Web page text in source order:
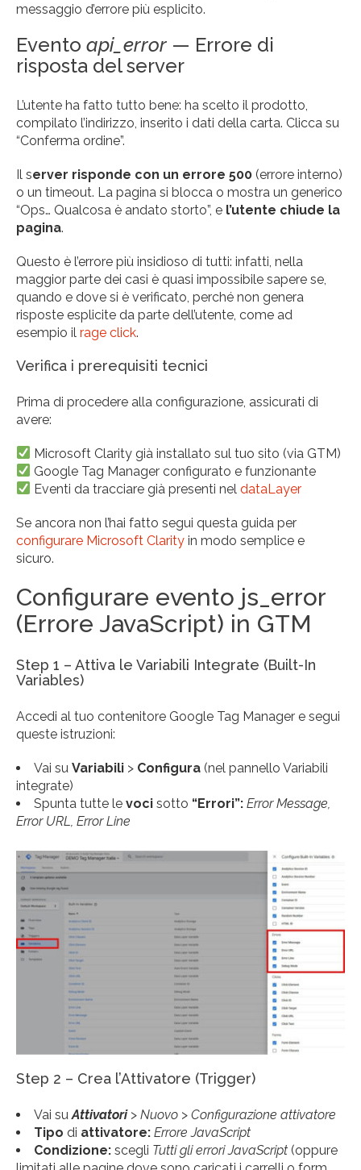
messaggio d’errore più esplicito.
Evento api_error — Errore di
risposta del server
L’utente ha fatto tutto bene: ha scelto il prodotto,
compilato l’indirizzo, inserito i dati della carta. Clicca su
“Conferma ordine”.
Il server risponde con un errore 500 (errore interno)
o un timeout. La pagina si blocca o mostra un generico
“Ops… Qualcosa è andato storto”, e l’utente chiude la
pagina.
Questo è l’errore più insidioso di tutti: infatti, nella
maggior parte dei casi è quasi impossibile sapere se,
quando e dove si è verificato, perché non genera
risposte esplicite da parte dell’utente, come ad
esempio il rage click.
Verifica i prerequisiti tecnici
Prima di procedere alla configurazione, assicurati di
avere:
Microsoft Clarity già installato sul tuo sito (via GTM)
Google Tag Manager configurato e funzionante
Eventi da tracciare già presenti neldataLayer
Se ancora non l’hai fatto segui questa guida per
configurare Microsoft Clarity in modo semplice e
sicuro.
Configurare evento js_error
(Errore JavaScript) in GTM
Step 1 – Attiva le Variabili Integrate (Built-In
Variables)
Accedi al tuo contenitore Google Tag Manager e segui
queste istruzioni:
Vai su Variabili > Configura (nel pannello Variabili
integrate)
Spunta tutte le voci sotto “Errori”: Error Message,
Error URL, Error Line
Step 2 – Crea l’Attivatore (Trigger)
Vai suAttivatori> Nuovo > Configurazione attivatore
Tipo di attivatore: Errore JavaScript
Condizione: scegli Tutti gli errori JavaScript (oppure